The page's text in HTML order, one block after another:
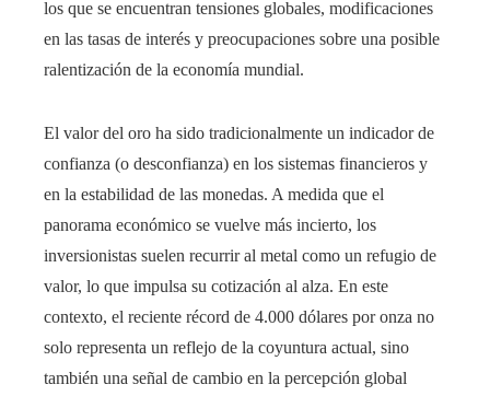
los que se encuentran tensiones globales, modificaciones
en las tasas de interés y preocupaciones sobre una posible
ralentización de la economía mundial.
El valor del oro ha sido tradicionalmente un indicador de
confianza (o desconfianza) en los sistemas financieros y
en la estabilidad de las monedas. A medida que el
panorama económico se vuelve más incierto, los
inversionistas suelen recurrir al metal como un refugio de
valor, lo que impulsa su cotización al alza. En este
contexto, el reciente récord de 4.000 dólares por onza no
solo representa un reflejo de la coyuntura actual, sino
también una señal de cambio en la percepción global